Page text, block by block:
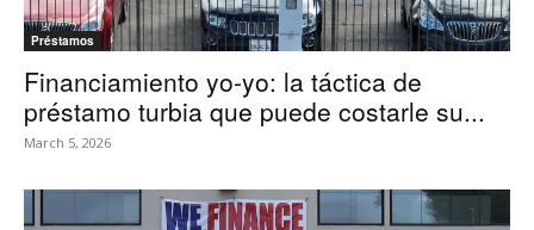
Préstamos
Financiamiento yo-yo: la táctica de
préstamo turbia que puede costarle su...
March 5, 2026